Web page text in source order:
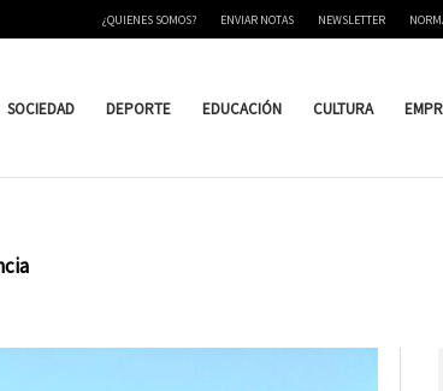
¿QUIENES SOMOS? ENVIAR NOTAS NEWSLETTER
SOCIEDAD DEPORTE EDUCACIÓN CULTURA